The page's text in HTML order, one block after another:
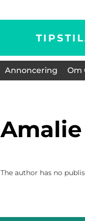
Annoncering Om
The author has no